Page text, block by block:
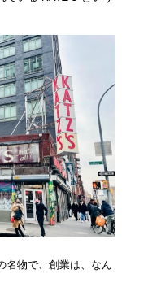
名物で、創業は、なん